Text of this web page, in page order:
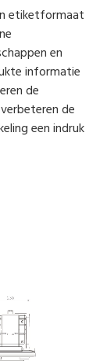
etiketformaat
en
informatie
de
de
een indruk